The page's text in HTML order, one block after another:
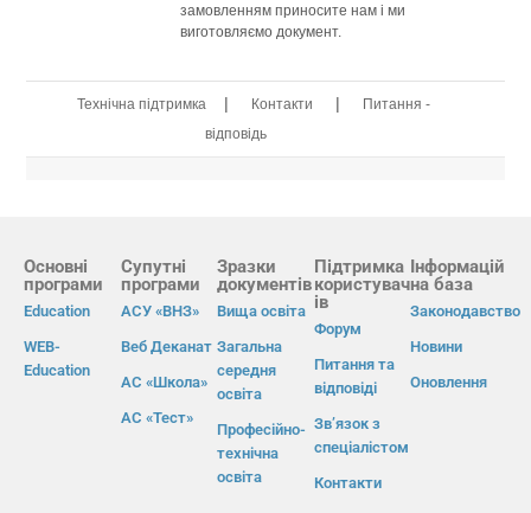
замовленням приносите нам і ми
виготовляємо документ.
Технічна підтримка | Контакти |
Питання -
відповідь
Основні
програми
Education
WEB-
Education
Супутні
програми
АСУ «ВНЗ»
Веб Деканат
АС «Школа»
АС «Тест»
Зразки
документів
Вища освіта
Загальна
середня
освіта
Професійно-
технічна
освіта
Підтримка
користувач
ів
Форум
Питання та
відповіді
Зв’язок з
спеціалістом
Контакти
Інформацій
на база
Законодавство
Новини
Оновлення